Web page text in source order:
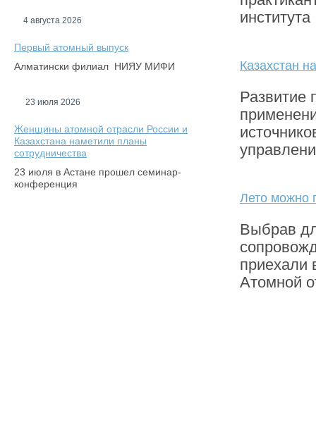
4 августа 2026
Первый атомный выпуск
Алматински филиал НИЯУ МИФИ
23 июля 2026
Женщины атомной отрасли России и
Казахстана наметили планы
сотрудничества
23 июля в Астане прошел семинар-
конференция
института
Казахстан
Развитие
Лето можно
Выбрав
приехали
Атомной